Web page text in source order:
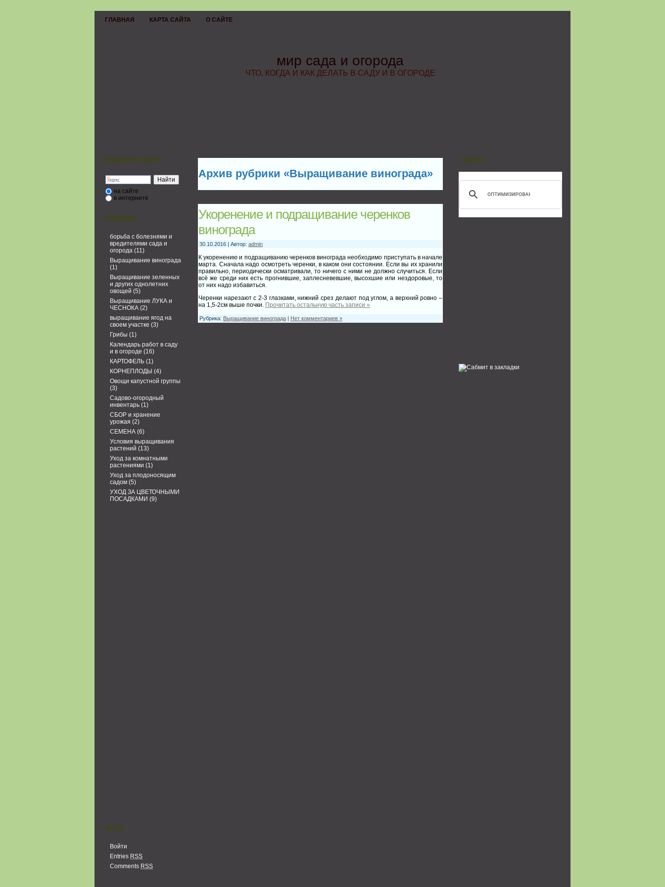
ГЛАВНАЯ КАРТА САЙТА О САЙТЕ
мир сада и огорода
ЧТО, КОГДА И КАК ДЕЛАТЬ В САДУ И В ОГОРОДЕ
ПОИСК ПО САЙТУ
на сайте
в интернете
РУБРИКИ
борьба с болезнями и
вредителями сада и
огорода (11)
Выращивание винограда
(1)
Выращивание зеленных
и других однолетних
овощей (5)
Выращивание ЛУКА и
ЧЕСНОКА (2)
выращивание ягод на
своем участке (3)
Грибы (1)
Календарь работ в саду
и в огороде (16)
КАРТОФЕЛЬ (1)
КОРНЕПЛОДЫ (4)
Овощи капустной группы
(3)
Садово-огородный
инвентарь (1)
СБОР и хранение
урожая (2)
СЕМЕНА (6)
Условия выращивания
растений (13)
Уход за комнатными
растениями (1)
Уход за плодоносящим
садом (5)
УХОД ЗА ЦВЕТОЧНЫМИ
ПОСАДКАМИ (9)
МЕТА
Войти
Entries RSS
Comments RSS
Архив рубрики «Выращивание винограда»
Укоренение и подращивание черенков
винограда
30.10.2016 | Автор: admin
К укоренению и подращиванию черенков винограда необходимо приступать в начале
марта. Сначала надо осмотреть черенки, в каком они состоянии. Если вы их хранили
правильно, периодически осматривали, то ничего с ними не должно случиться. Если
всё же среди них есть прогнившие, заплесневевшие, высохшие или нездоровые, то
от них надо избавиться.
Черенки нарезают с 2-3 глазками, нижний срез делают под углом, а верхний ровно –
на 1,5-2см выше почки. Прочитать остальную часть записи »
Рубрика: Выращивание винограда | Нет комментариев »
НАЙТИ